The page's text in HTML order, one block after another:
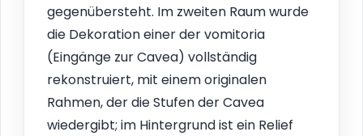
gegenübersteht. Im zweiten Raum wurde
die Dekoration einer der vomitoria
(Eingänge zur Cavea) vollständig
rekonstruiert, mit einem originalen
Rahmen, der die Stufen der Cavea
wiedergibt; im Hintergrund ist ein Relief